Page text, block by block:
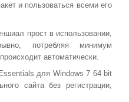
и пользоваться всеми его
прост в использовании,
потребляя минимум
автоматически.
для Windows 7 64 bit
сайта без регистрации,